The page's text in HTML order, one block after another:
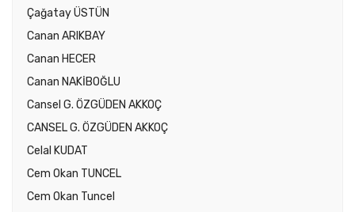
Çağatay ÜSTÜN
Canan ARIKBAY
Canan HECER
Canan NAKİBOĞLU
Cansel G. ÖZGÜDEN AKKOÇ
CANSEL G. ÖZGÜDEN AKKOÇ
Celal KUDAT
Cem Okan TUNCEL
Cem Okan Tuncel